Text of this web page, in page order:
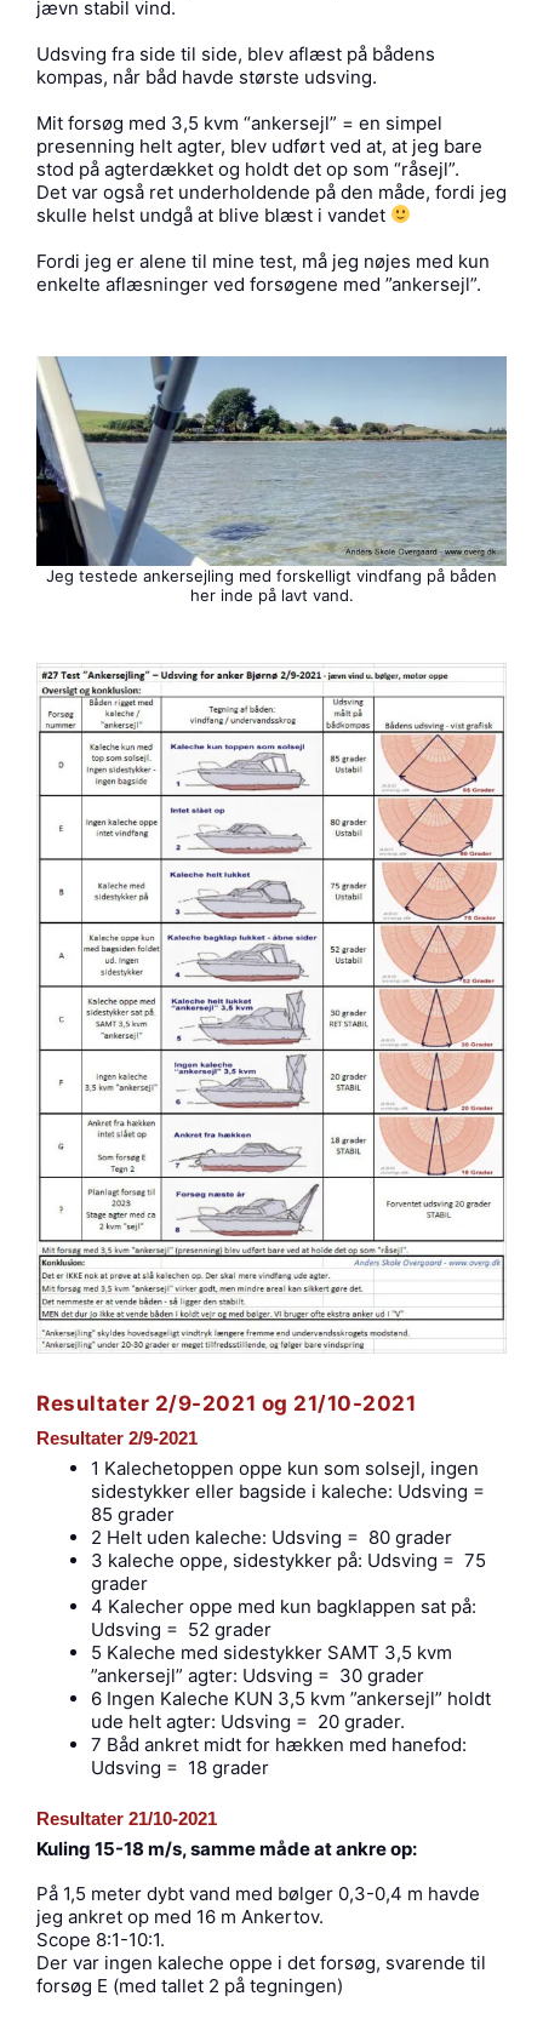
jævn stabil vind.
Udsving fra side til side, blev aflæst på bådens
kompas, når båd havde største udsving.
Mit forsøg med 3,5 kvm “ankersejl” = en simpel
presenning helt agter, blev udført ved at, at jeg bare
stod på agterdækket og holdt det op som “råsejl”.
Det var også ret underholdende på den måde, fordi jeg
skulle helst undgå at blive blæst i vandet
Fordi jeg er alene til mine test, må jeg nøjes med kun
enkelte aflæsninger ved forsøgene med ”ankersejl”.
Jeg testede ankersejling med forskelligt vindfang på båden
her inde på lavt vand.
Resultater 2/9-2021 og 21/10-2021
Resultater 2/9-2021
1 Kalechetoppen oppe kun som solsejl, ingen
sidestykker eller bagside i kaleche: Udsving =
85 grader
2 Helt uden kaleche: Udsving = 80 grader
3 kaleche oppe, sidestykker på: Udsving = 75
grader
4 Kalecher oppe med kun bagklappen sat på:
Udsving = 52 grader
5 Kaleche med sidestykker SAMT 3,5 kvm
”ankersejl” agter: Udsving = 30 grader
6 Ingen Kaleche KUN 3,5 kvm ”ankersejl” holdt
ude helt agter: Udsving = 20 grader.
7 Båd ankret midt for hækken med hanefod:
Udsving = 18 grader
Resultater 21/10-2021
Kuling 15-18 m/s, samme måde at ankre op:
På 1,5 meter dybt vand med bølger 0,3-0,4 m havde
jeg ankret op med 16 m Ankertov.
Scope 8:1-10:1.
Der var ingen kaleche oppe i det forsøg, svarende til
forsøg E (med tallet 2 på tegningen)